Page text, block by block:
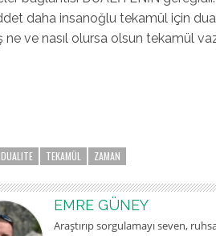
daha insanoğlu tekamül için
ne ve nasıl olursa olsun tekamül
DUALITE TEKAMÜL ZAMAN
EMRE GÜNEY
Araştırıp sorgulamayı seven,